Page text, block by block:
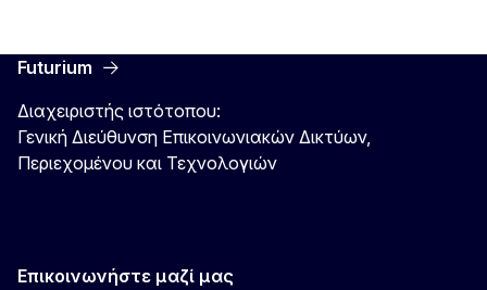
Futurium
Διαχειριστής ιστότοπου:
Γενική Διεύθυνση Επικοινωνιακών Δικτύων,
Περιεχομένου και Τεχνολογιών
Επικοινωνήστε μαζί μας